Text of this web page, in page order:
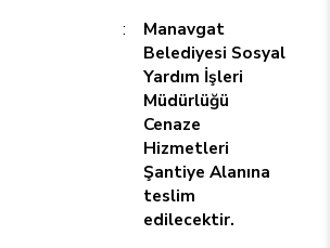
:
Manavgat
Belediyesi Sosyal
Yardım İşleri
Müdürlüğü
Cenaze
Hizmetleri
Şantiye Alanına
teslim
edilecektir.